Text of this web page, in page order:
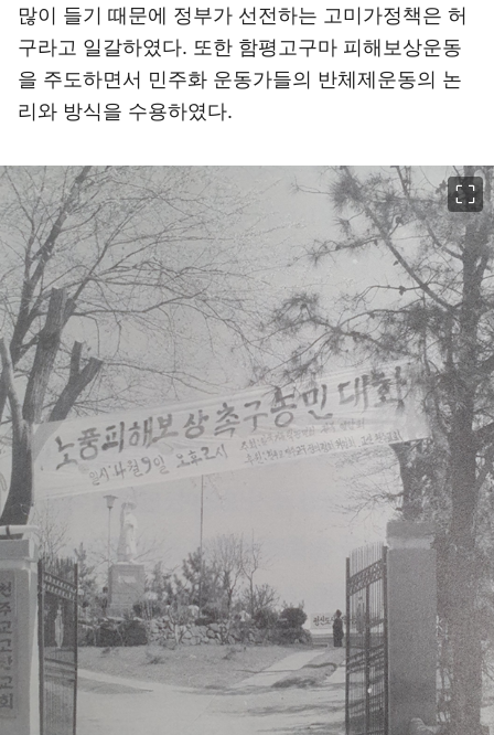
많이 들기 때문에 정부가 선전하는 고미가정책은 허
구라고 일갈하였다. 또한 함평고구마 피해보상운동
을 주도하면서 민주화 운동가들의 반체제운동의 논
리와 방식을 수용하였다.